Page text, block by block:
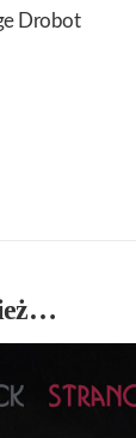
Drobot